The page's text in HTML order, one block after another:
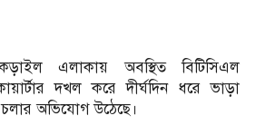
এলাকায় অবস্থিত বিটিসিএল
দখল করে দীর্ঘদিন ধরে ভাড়া
অভিযোগ উঠেছে।